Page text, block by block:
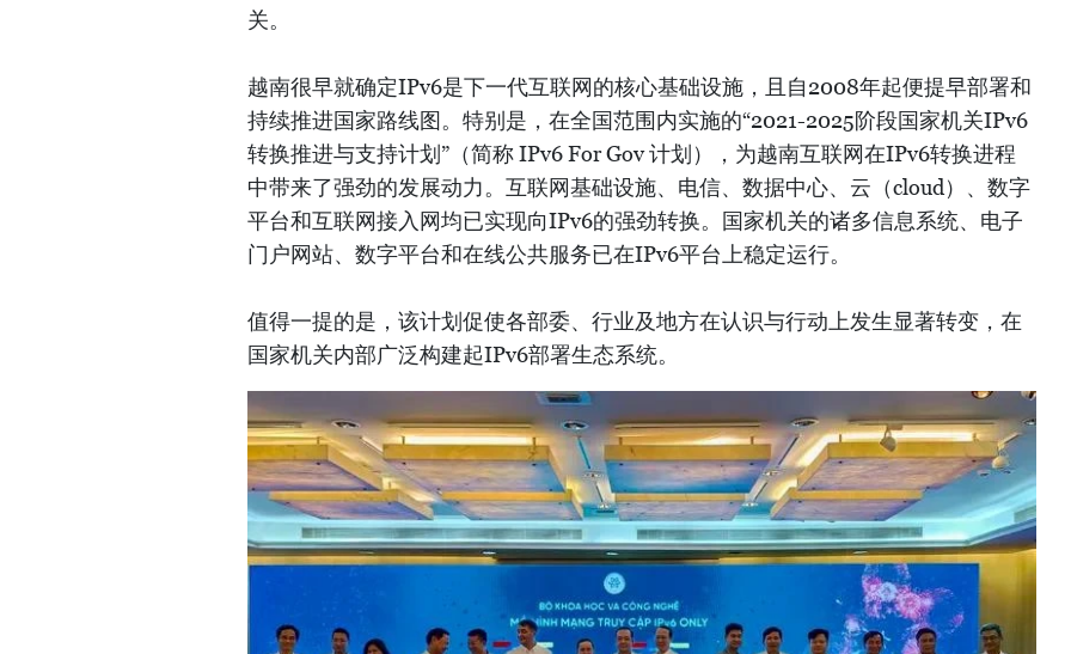
关。
越南很早就确定IPv6是下一代互联网的核心基础设施，且自2008年起便提早部署和
持续推进国家路线图。特别是，在全国范围内实施的“2021-2025阶段国家机关IPv6
转换推进与支持计划”（简称 IPv6 For Gov 计划），为越南互联网在IPv6转换进程
中带来了强劲的发展动力。互联网基础设施、电信、数据中心、云（cloud）、数字
平台和互联网接入网均已实现向IPv6的强劲转换。国家机关的诸多信息系统、电子
门户网站、数字平台和在线公共服务已在IPv6平台上稳定运行。
值得一提的是，该计划促使各部委、行业及地方在认识与行动上发生显著转变，在
国家机关内部广泛构建起IPv6部署生态系统。